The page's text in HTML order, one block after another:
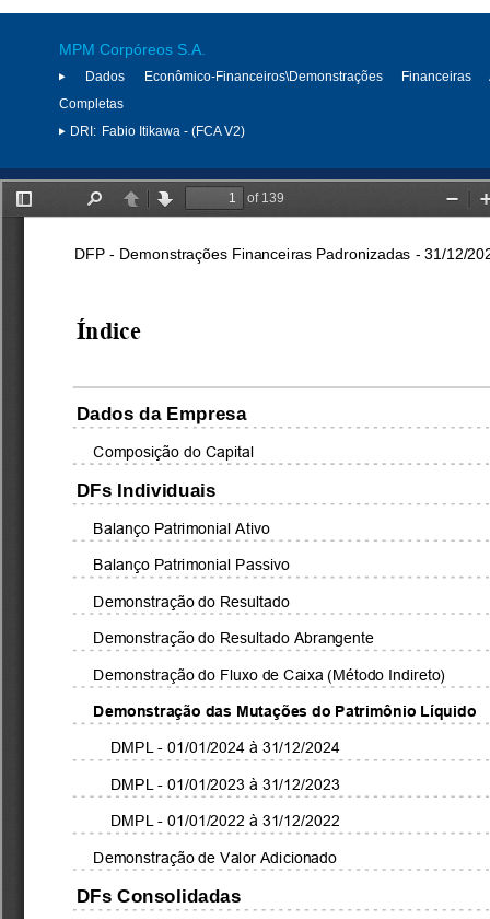
MPM Corpóreos S.A.
Dados Econômico-Financeiros\Demonstrações Financeiras
Completas
DRI: Fabio Itikawa - (FCA V2)